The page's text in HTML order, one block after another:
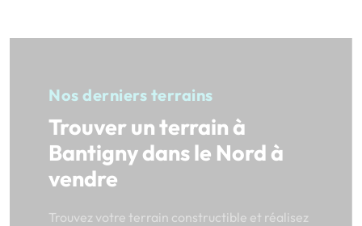
Nos derniers terrains
Trouver un terrain à
Bantigny dans le Nord à
vendre
Trouvez votre terrain constructible et réalisez